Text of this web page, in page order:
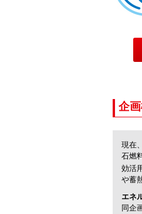
企
現在
石燃
効活
や蓄
エネ
同企